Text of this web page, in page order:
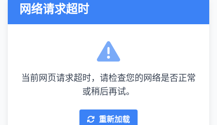
网络请求超时
当前网页请求超时，请检查您的网络是否正常
或稍后再试。
重新加载